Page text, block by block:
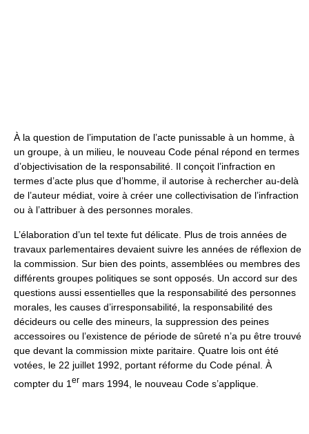
À la question de l’imputation de l’acte punissable à un homme, à
un groupe, à un milieu, le nouveau Code pénal répond en termes
d’objectivisation de la responsabilité. Il conçoit l’infraction en
termes d’acte plus que d’homme, il autorise à rechercher au-delà
de l’auteur médiat, voire à créer une collectivisation de l’infraction
ou à l’attribuer à des personnes morales.
L’élaboration d’un tel texte fut délicate. Plus de trois années de
travaux parlementaires devaient suivre les années de réflexion de
la commission. Sur bien des points, assemblées ou membres des
différents groupes politiques se sont opposés. Un accord sur des
questions aussi essentielles que la responsabilité des personnes
morales, les causes d’irresponsabilité, la responsabilité des
décideurs ou celle des mineurs, la suppression des peines
accessoires ou l’existence de période de sûreté n’a pu être trouvé
que devant la commission mixte paritaire. Quatre lois ont été
votées, le 22 juillet 1992, portant réforme du Code pénal. À
compter du 1 er mars 1994, le nouveau Code s’applique.